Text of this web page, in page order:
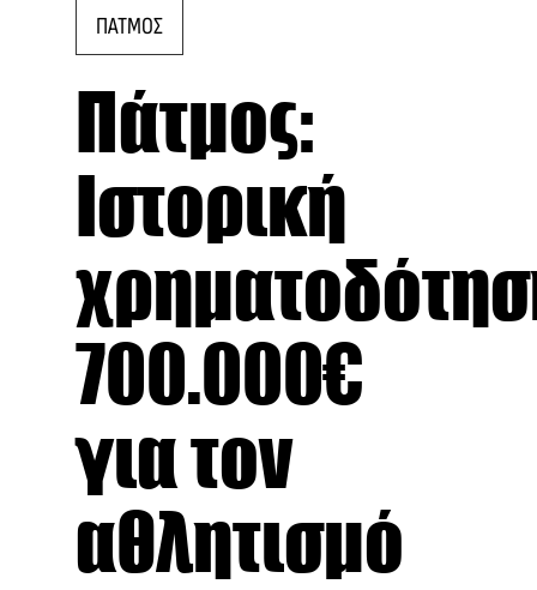
ΠΑΤΜΟΣ
Πάτμος:
Ιστορική
700.000€
για τον
αθλητισμό